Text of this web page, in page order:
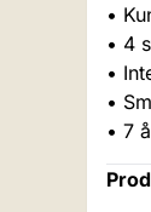
•
• 4
•
•
• 7